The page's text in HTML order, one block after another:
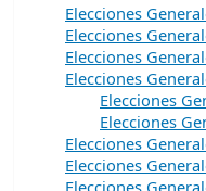
Elecciones
Elecciones
Elecciones
Elecciones
Elecciones
Elecciones
Elecciones
Elecciones
Elecciones